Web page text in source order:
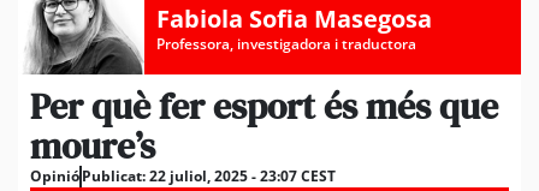
Fabiola Sofia Masegosa
Professora, investigadora i traductora
Per què fer esport és més que
moure’s
OpinióPublicat:22 juliol, 2025 - 23:07 CEST